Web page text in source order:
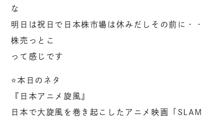
な
明日は祝日で日本株市場は休みだしその前に・・
株売っとこ
って感じです
⭐️本日のネタ
『日本アニメ旋風』
日本で大旋風を巻き起こしたアニメ映画「SLAM